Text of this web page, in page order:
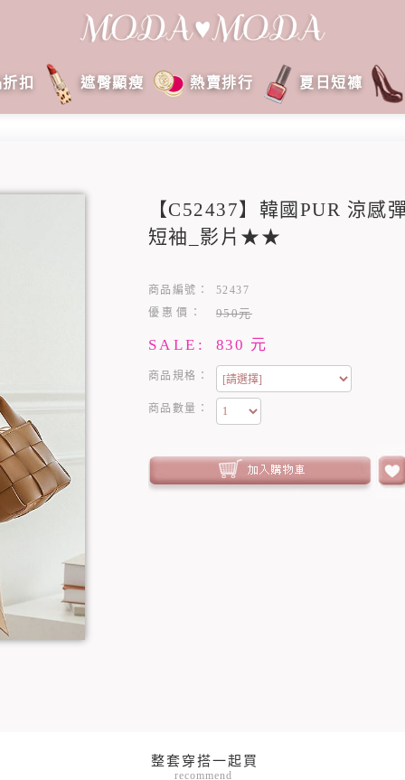
扣 遮臀顯瘦 熱賣排行 夏日短褲
【C52437】韓國PUR 涼感
短袖_影片★★
商品編號：
52437
優惠價：
950元
SALE: 830 元
商品規格：
商品數量：
recommend